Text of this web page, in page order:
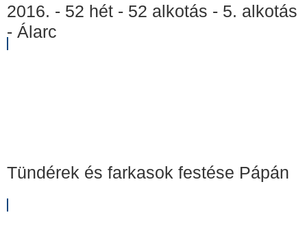
2016. - 52 hét - 52 alkotás - 5. alkotás
- Álarc
Tündérek és farkasok festése Pápán